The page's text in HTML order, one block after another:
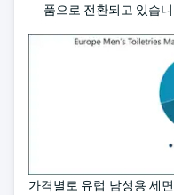
품으로 전환되고 있습
가격별로 유럽 남성용 세